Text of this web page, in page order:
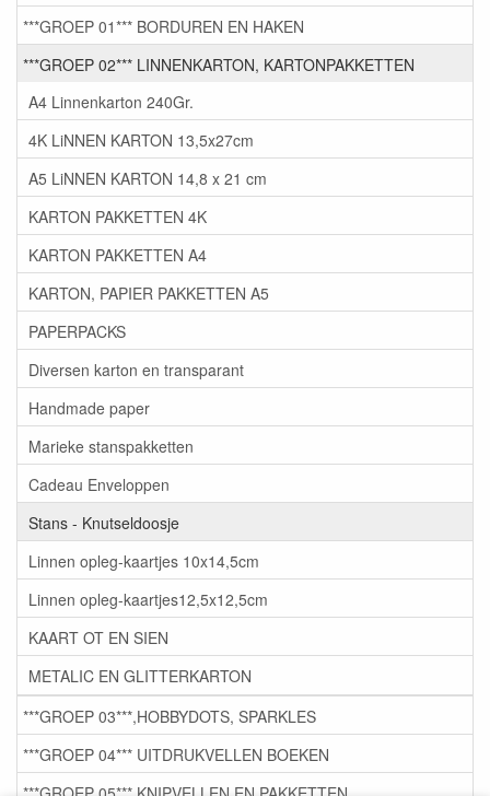
***GROEP 01*** BORDUREN EN HAKEN
***GROEP 02*** LINNENKARTON, KARTONPAKKETTEN
A4 Linnenkarton 240Gr.
4K LiNNEN KARTON 13,5x27cm
A5 LiNNEN KARTON 14,8 x 21 cm
KARTON PAKKETTEN 4K
KARTON PAKKETTEN A4
KARTON, PAPIER PAKKETTEN A5
PAPERPACKS
Diversen karton en transparant
Handmade paper
Marieke stanspakketten
Cadeau Enveloppen
Stans - Knutseldoosje
Linnen opleg-kaartjes 10x14,5cm
Linnen opleg-kaartjes12,5x12,5cm
KAART OT EN SIEN
METALIC EN GLITTERKARTON
***GROEP 03***,HOBBYDOTS, SPARKLES
***GROEP 04*** UITDRUKVELLEN BOEKEN